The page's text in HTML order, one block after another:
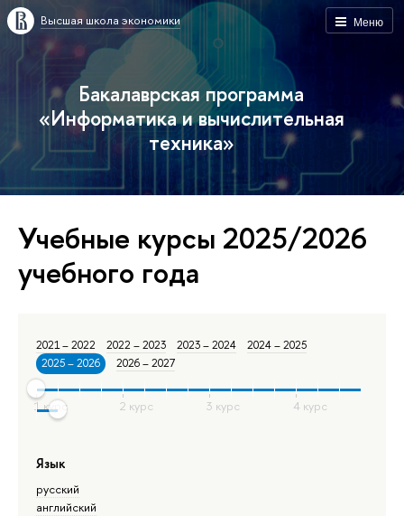
Меню
Высшая школа экономики
Бакалаврская программа
«Информатика и вычислительная
техника»
Учебные курсы 2025/2026
учебного года
2021 – 2022 2022 – 2023 2023 – 2024
2024 – 2025
2025 – 2026
2026 – 2027
Язык
русский
английский